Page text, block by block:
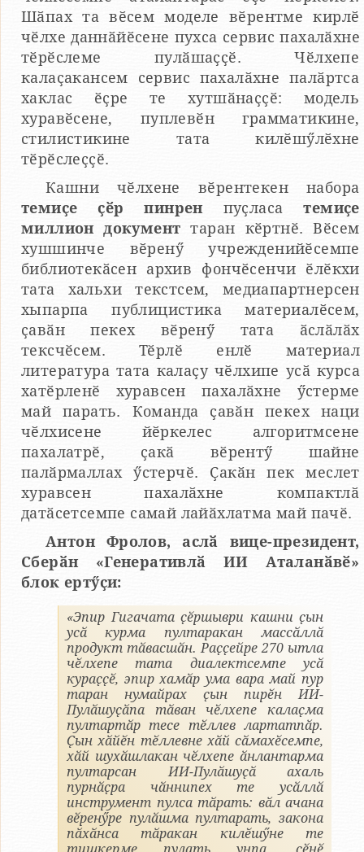
Шӑпах та вӗсем моделе вӗрентме кирлӗ
чӗлхе даннӑйӗсене пухса сервис пахалӑхне
тӗрӗслеме пулӑшаҫҫӗ. Чӗлхепе
калаҫакансем сервис пахалӑхне палӑртса
хаклас ӗҫре те хутшӑнаҫҫӗ: модель
хуравӗсене, пуплевӗн грамматикине,
стилистикине тата килӗшӳлӗхне
тӗрӗслеҫҫӗ.
Кашни чӗлхене вӗрентекен набора
темиҫе ҫӗр пинренпуҫласатемиҫе
миллион документ таран кӗртнӗ. Вӗсем
хушшинче вӗренӳ учрежденийӗсемпе
библиотекӑсен архив фончӗсенчи ӗлӗкхи
тата хальхи текстсем, медиапартнерсен
хыпарпа публицистика материалӗсем,
ҫавӑн пекех вӗренӳ тата ӑслӑлӑх
тексчӗсем. Тӗрлӗ енлӗ материал
литература тата калаҫу чӗлхипе усӑ курса
хатӗрленӗ хуравсен пахалӑхне ӳстерме
май парать. Команда ҫавӑн пекех наци
чӗлхисене йӗркелес алгоритмсене
пахалатрӗ, ҫакӑ вӗрентӳ шайне
палӑрмаллах ӳстерчӗ. Ҫакӑн пек меслет
хуравсен пахалӑхне компактлӑ
датӑсетсемпе самай лайӑхлатма май пачӗ.
Антон Фролов, аслӑ вице-президент,
Сберӑн «Генеративлӑ ИИ Аталанӑвӗ»
блок ертӳҫи:
«Эпир Гигачата ҫӗршыври кашни ҫын
усӑ курма пултаракан массӑллӑ
продукт тӑвасшӑн. Раҫҫейре 270 ытла
чӗлхепе тата диалектсемпе усӑ
кураҫҫӗ, эпир хамӑр ума вара май пур
таран нумайрах ҫын пирӗн ИИ-
Пулӑшуҫӑпа тӑван чӗлхепе калаҫма
пултартӑр тесе тӗллев лартатпӑр.
Ҫын хӑйӗн тӗллевне хӑй сӑмахӗсемпе,
хӑй шухӑшлакан чӗлхепе ӑнлантарма
пултарсан ИИ-Пулӑшуҫӑ ахаль
пурнӑҫра чӑннипех те усӑллӑ
инструмент пулса тӑрать: вӑл ачана
вӗренӳре пулӑшма пултарать, закона
пӑхӑнса тӑракан килӗшӳне те